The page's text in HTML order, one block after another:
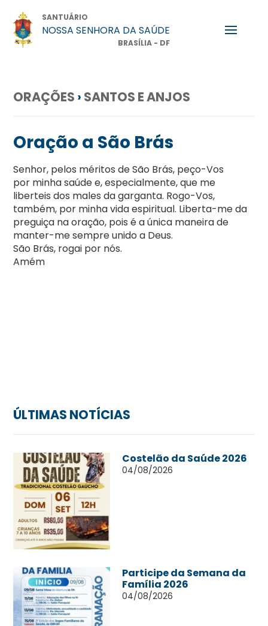
SANTUÁRIO
NOSSA SENHORA DA SAÚDE
BRASÍLIA - DF
ORAÇÕES › SANTOS E ANJOS
Oração a São Brás
Senhor, pelos méritos de São Brás, peço-Vos
por minha saúde e, especialmente, que me
liberteis dos males da garganta. Rogo-Vos,
também, por minha vida espiritual. Liberta-me da
preguiça na oração, pois é a única maneira de
manter-me sempre unido a Deus.
São Brás, rogai por nós.
Amém
ÚLTIMAS NOTÍCIAS
Costelão da Saúde 2026
04/08/2026
Participe da Semana da
Família 2026
04/08/2026